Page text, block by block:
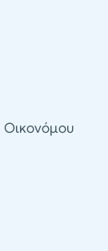
Οικονόμου